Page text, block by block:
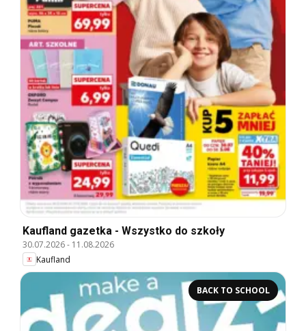
Kaufland gazetka - Wszystko do szkoły
30.07.2026- 11.08.2026
Kaufland
BACK TO SCHOOL